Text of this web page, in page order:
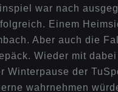
war nach
Einem
Aber auch die
Wieder mit
der
wahrnehmen